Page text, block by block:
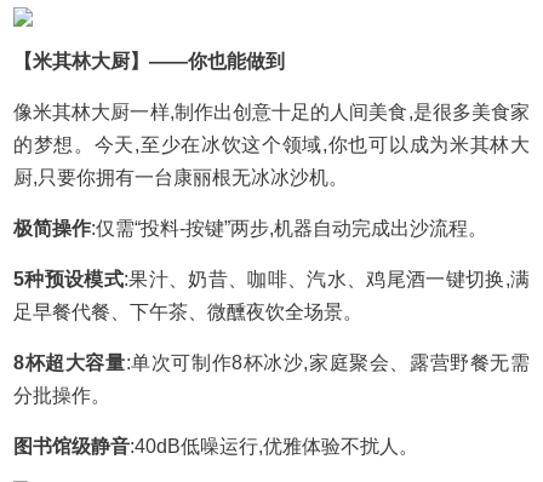
【米其林大厨】——你也能做到
像米其林大厨一样,制作出创意十足的人间美食,是很多美食家
的梦想。今天,至少在冰饮这个领域,你也可以成为米其林大
厨,只要你拥有一台康丽根无冰冰沙机。
极简操作:仅需“投料-按键”两步,机器自动完成出沙流程。
5种预设模式:果汁、奶昔、咖啡、汽水、鸡尾酒一键切换,满
足早餐代餐、下午茶、微醺夜饮全场景。
8杯超大容量:单次可制作8杯冰沙,家庭聚会、露营野餐无需
分批操作。
图书馆级静音:40dB低噪运行,优雅体验不扰人。